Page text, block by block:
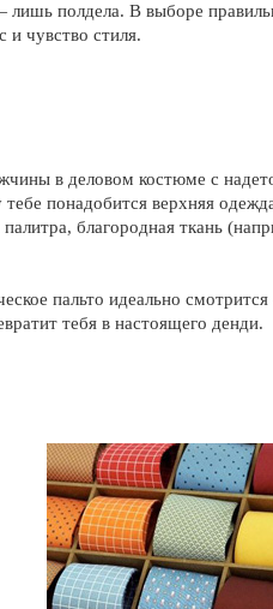
полдела. В выборе
и чувство стиля.
в деловом костюме с
понадобится верхняя
благородная ткань
пальто идеально
тебя в настоящего денди.